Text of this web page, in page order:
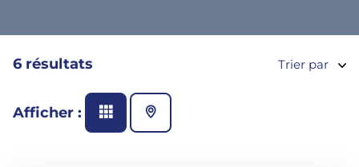
6 résultats Trier par
Afficher :